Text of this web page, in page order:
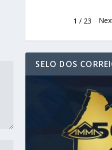
1 / 23
SELO DOS